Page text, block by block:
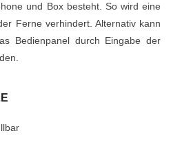
und Box besteht. So wird eine
Ferne verhindert. Alternativ kann
Bedienpanel durch Eingabe der